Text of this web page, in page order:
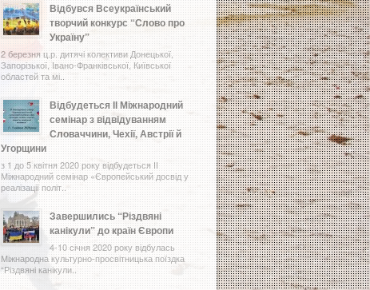
Відбувся Всеукраїнський
творчий конкурс “Слово про
Україну”
2 березня ц.р. дитячі колективи Донецької,
Запорізької, Івано-Франківської, Київської
областей та мі..
Відбудеться ІІ Міжнародний
семінар з відвідуванням
Словаччини, Чехії, Австрії й
Угорщини
з 1 до 5 квітня 2020 року відбудеться ІІ
Міжнародний семінар «Європейський досвід у
реалізації політ..
Завершились “Різдвяні
канікули” до країн Європи
4-10 січня 2020 року відбулась
Міжнародна культурно-просвітницька поїздка
“Різдвяні канікули..